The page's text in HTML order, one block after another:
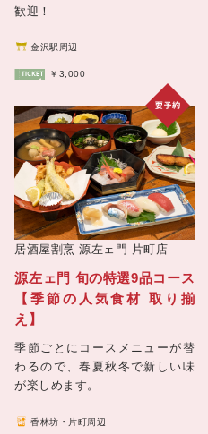
歓迎！
金沢駅周辺
￥3,000
居酒屋割烹 源左ェ門 片町店
源左ェ門 旬の特選9品コース
【季節の人気食材 取り揃
え】
季節ごとにコースメニューが替
わるので、春夏秋冬で新しい味
が楽しめます。
香林坊・片町周辺